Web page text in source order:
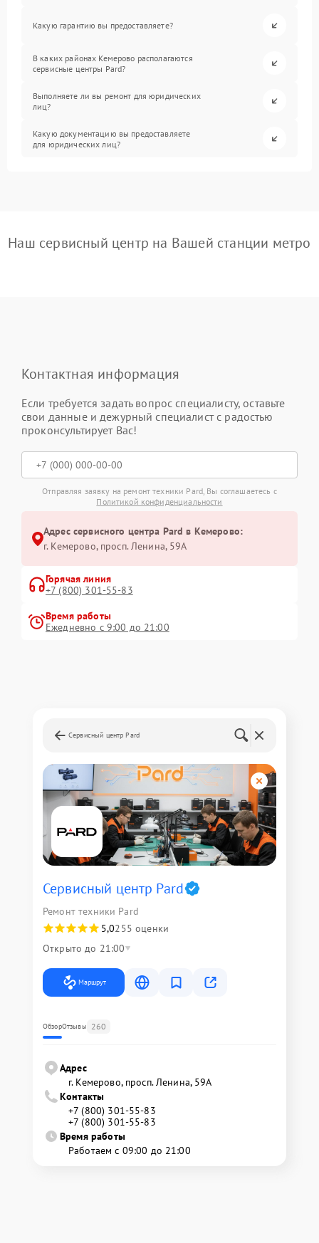
Какую гарантию вы предоставляете?
В каких районах Кемерово располагаются
сервисные центры Pard?
Выполняете ли вы ремонт для юридических
лиц?
Какую документацию вы предоставляете
для юридических лиц?
Наш сервисный центр на Вашей станции метро
Контактная информация
Если требуется задать вопрос специалисту, оставьте
свои данные и дежурный специалист с радостью
проконсультирует Вас!
Отправляя заявку на ремонт техники Pard, Вы соглашаетесь с
Политикой конфиденциальности
Адрес сервисного центра Pard в Кемерово:
г. Кемерово, просп. Ленина, 59А
Горячая линия
+7 (800) 301-55-83
Время работы
Ежедневно с 9:00 до 21:00
Сервисный центр Pard
Сервисный центр Pard
Ремонт техники Pard
5,0255 оценки
Открыто до 21:00
Маршрут
ОбзорОтзывы 260
Адрес
г. Кемерово, просп. Ленина, 59А
Контакты
+7 (800) 301-55-83
+7 (800) 301-55-83
Время работы
Работаем с 09:00 до 21:00